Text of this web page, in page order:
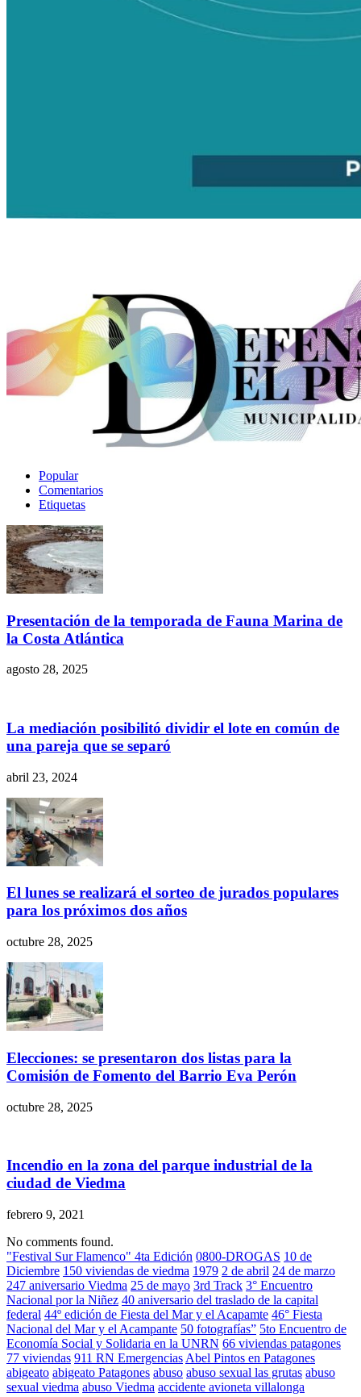
Popular
Comentarios
Etiquetas
Presentación de la temporada de Fauna Marina de
la Costa Atlántica
agosto 28, 2025
La mediación posibilitó dividir el lote en común de
una pareja que se separó
abril 23, 2024
El lunes se realizará el sorteo de jurados populares
para los próximos dos años
octubre 28, 2025
Elecciones: se presentaron dos listas para la
Comisión de Fomento del Barrio Eva Perón
octubre 28, 2025
Incendio en la zona del parque industrial de la
ciudad de Viedma
febrero 9, 2021
No comments found.
"Festival Sur Flamenco" 4ta Edición 0800-DROGAS 10 de
Diciembre 150 viviendas de viedma 1979 2 de abril 24 de marzo
247 aniversario Viedma 25 de mayo 3rd Track 3° Encuentro
Nacional por la Niñez 40 aniversario del traslado de la capital
federal 44º edición de Fiesta del Mar y el Acapamte 46° Fiesta
Nacional del Mar y el Acampante 50 fotografías” 5to Encuentro de
Economía Social y Solidaria en la UNRN 66 viviendas patagones
77 viviendas 911 RN Emergencias Abel Pintos en Patagones
abigeato abigeato Patagones abuso abuso sexual las grutas abuso
sexual viedma abuso Viedma accidente avioneta villalonga